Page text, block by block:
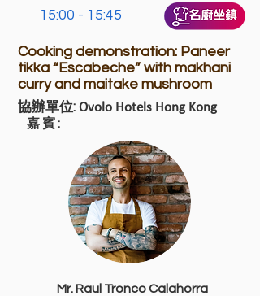
15:00 - 15:45
Cooking demonstration: Paneer
tikka “Escabeche” with makhani
curry and maitake mushroom
協辦單位: Ovolo Hotels Hong Kong
嘉賓:
Mr. Raul Tronco Calahorra